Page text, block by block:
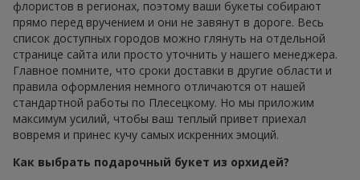
флористов в регионах, поэтому ваши букеты собирают
прямо перед вручением и они не завянут в дороге. Весь
список доступных городов можно глянуть на отдельной
странице сайта или просто уточнить у нашего менеджера.
Главное помните, что сроки доставки в другие области и
правила оформления немного отличаются от нашей
стандартной работы по Плесецкому. Но мы приложим
максимум усилий, чтобы ваш теплый привет приехал
вовремя и принес кучу самых искренних эмоций.
Как выбрать подарочный букет из орхидей?